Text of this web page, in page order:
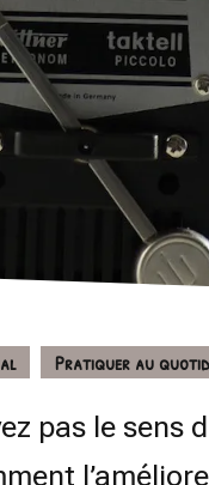
Pratiquer au
pas le sens